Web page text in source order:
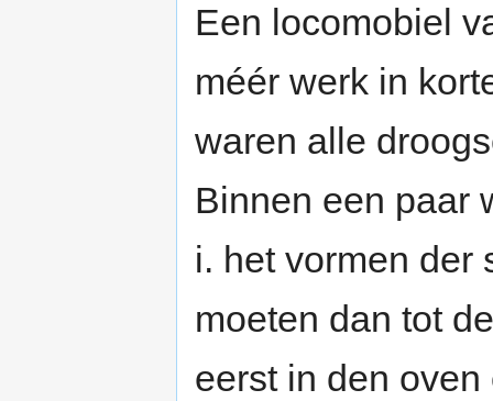
Een locomobiel
méér werk in
waren alle
Binnen een paar
i. het vormen der
moeten dan tot
eerst in den